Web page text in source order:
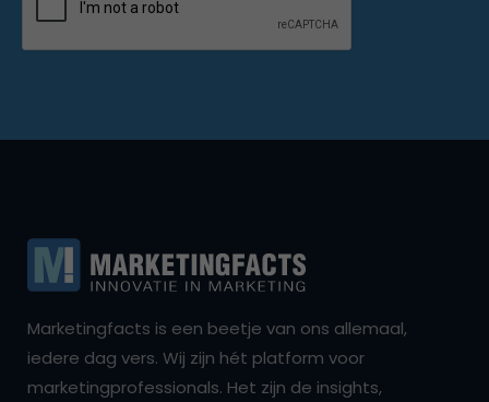
Marketingfacts is een beetje van ons allemaal,
iedere dag vers. Wij zijn hét platform voor
marketingprofessionals. Het zijn de insights,